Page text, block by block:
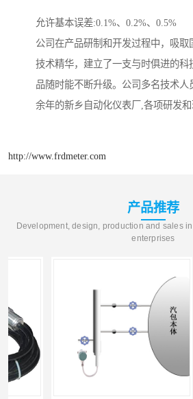
允许基本误差:0.1%、0.2%、0.5%
公司在产品研制和开发过程中，吸取
技术精华，建立了一支与时俱进的科
品随时能不断升级。公司多名技术人
余年的新乡自动化仪表厂,各项研发和
http://www.frdmeter.com
产品推荐
Development, design, production and sales
enterprises